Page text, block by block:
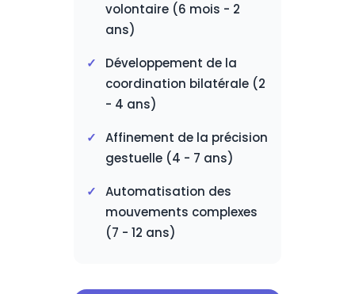
volontaire (6 mois - 2
ans)
Développement de la
coordination bilatérale (2
- 4 ans)
Affinement de la précision
gestuelle (4 - 7 ans)
Automatisation des
mouvements complexes
(7 - 12 ans)